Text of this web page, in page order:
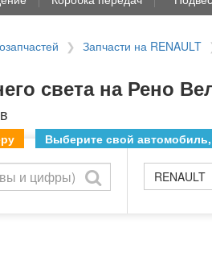
Запчасти на RENAULT
света на Рено
Выберите свой
RENAULT